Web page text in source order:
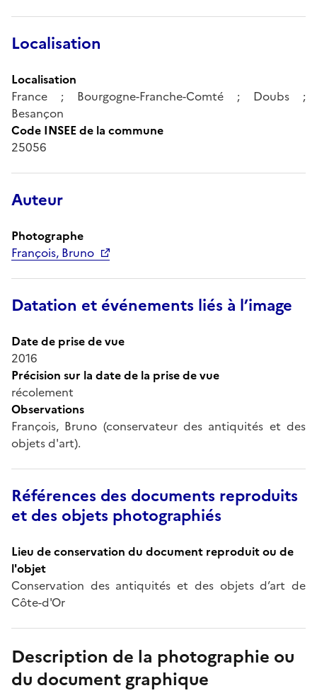
Localisation
Localisation
France ; Bourgogne-Franche-Comté ; Doubs ;
Besançon
Code INSEE de la commune
25056
Auteur
Photographe
François, Bruno
Datation et événements liés à l’image
Date de prise de vue
2016
Précision sur la date de la prise de vue
récolement
Observations
François, Bruno (conservateur des antiquités et des
objets d'art).
Références des documents reproduits
et des objets photographiés
Lieu de conservation du document reproduit ou de
l'objet
Conservation des antiquités et des objets d’art de
Côte-d'Or
Description de la photographie ou
du document graphique